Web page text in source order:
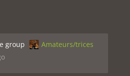
group
Amateurs/trices